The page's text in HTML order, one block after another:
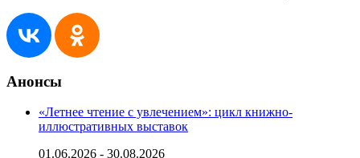
Анонсы
«Летнее чтение с увлечением»: цикл книжно-
иллюстративных выставок
01.06.2026 - 30.08.2026